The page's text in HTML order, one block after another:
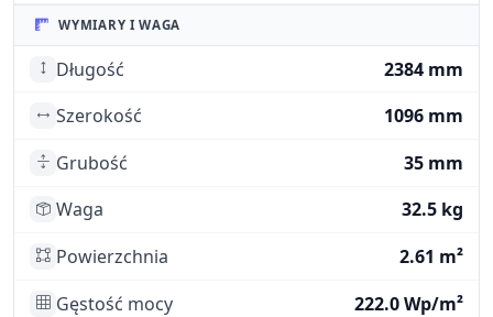
WYMIARY I WAGA
Długość
2384 mm
Szerokość
1096 mm
Grubość
35 mm
Waga
32.5 kg
Powierzchnia
2.61 m²
Gęstość mocy
222.0 Wp/m²